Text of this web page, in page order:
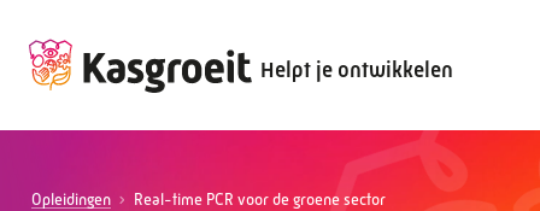
Helpt je ontwikkelen
Opleidingen Real-time PCR voor de groene sector